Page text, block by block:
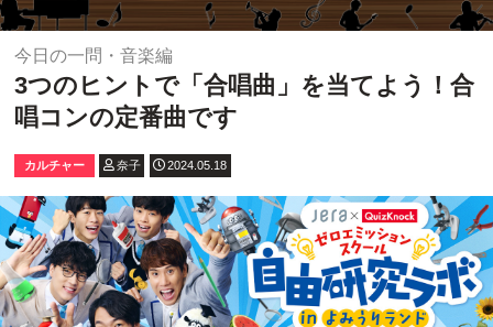
今日の一問・音楽編
3つのヒントで「合唱曲」を当てよう！合
唱コンの定番曲です
カルチャー 奈子 2024.05.18